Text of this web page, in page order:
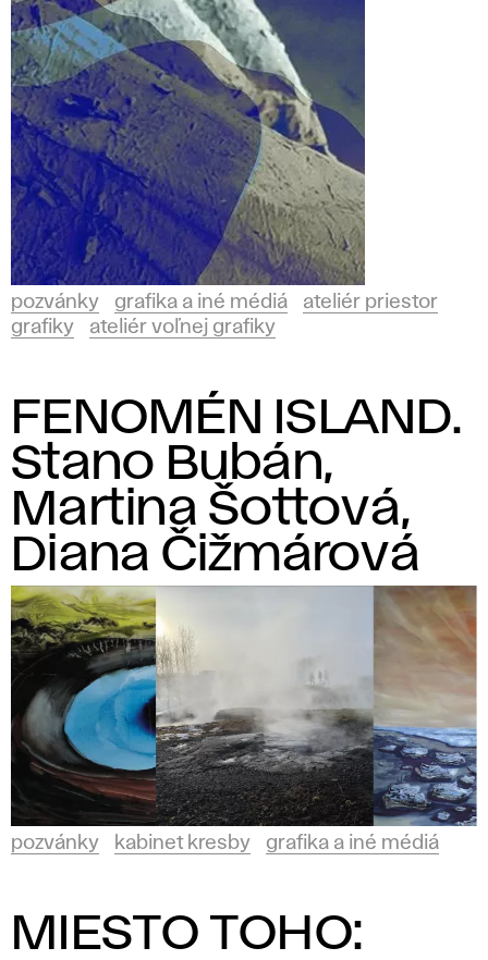
pozvánky grafika a iné médiá
ateliér priestor
grafiky
ateliér voľnej grafiky
FENOMÉN ISLAND.
Stano Bubán,
Martina Šottová,
Diana Čižmárová
pozvánky kabinet kresby grafika a iné médiá
MIESTO TOHO: